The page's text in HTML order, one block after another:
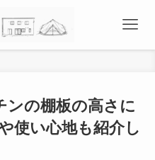
ンの棚板の高さに
使い心地も紹介し